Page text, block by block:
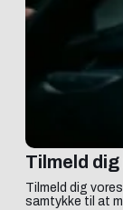
Tilmeld
Tilmeld dig
samtykke til at